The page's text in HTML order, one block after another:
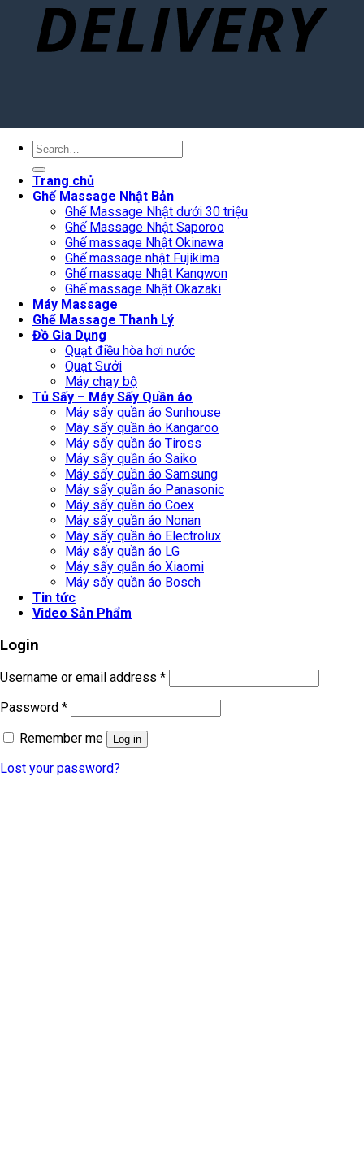
Search
Trang chủ
Ghế Massage Nhật Bản
Ghế Massage Nhật dưới 30 triệu
Ghế Massage Nhật Saporoo
Ghế massage Nhật Okinawa
Ghế massage nhật Fujikima
Ghế massage Nhật Kangwon
Ghế massage Nhật Okazaki
Máy Massage
Ghế Massage Thanh Lý
Đồ Gia Dụng
Quạt điều hòa hơi nước
Quạt Sưởi
Máy chạy bộ
Tủ Sấy – Máy Sấy Quần áo
Máy sấy quần áo Sunhouse
Máy sấy quần áo Kangaroo
Máy sấy quần áo Tiross
Máy sấy quần áo Saiko
Máy sấy quần áo Samsung
Máy sấy quần áo Panasonic
Máy sấy quần áo Coex
Máy sấy quần áo Nonan
Máy sấy quần áo Electrolux
Máy sấy quần áo LG
Máy sấy quần áo Xiaomi
Máy sấy quần áo Bosch
Tin tức
Video Sản Phẩm
Login
Username or email address *
Password *
Remember me
Log in
Lost your password?